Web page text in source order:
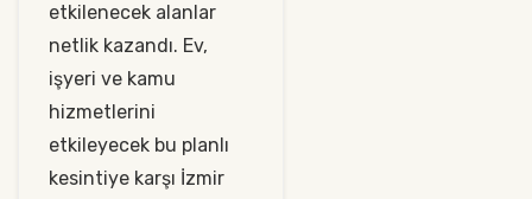
etkilenecek alanlar
netlik kazandı. Ev,
işyeri ve kamu
hizmetlerini
etkileyecek bu planlı
kesintiye karşı İzmir